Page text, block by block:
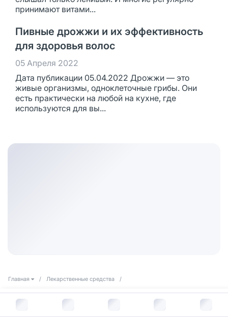
В корзину за руб.
принимают витами...
Пивные дрожжи и их эффективность
для здоровья волос
05 Апреля 2022
Дата публикации 05.04.2022 Дрожжи — это
живые организмы, одноклеточные грибы. Они
есть практически на любой на кухне, где
используются для вы...
Главная / Лекарственные средства
/